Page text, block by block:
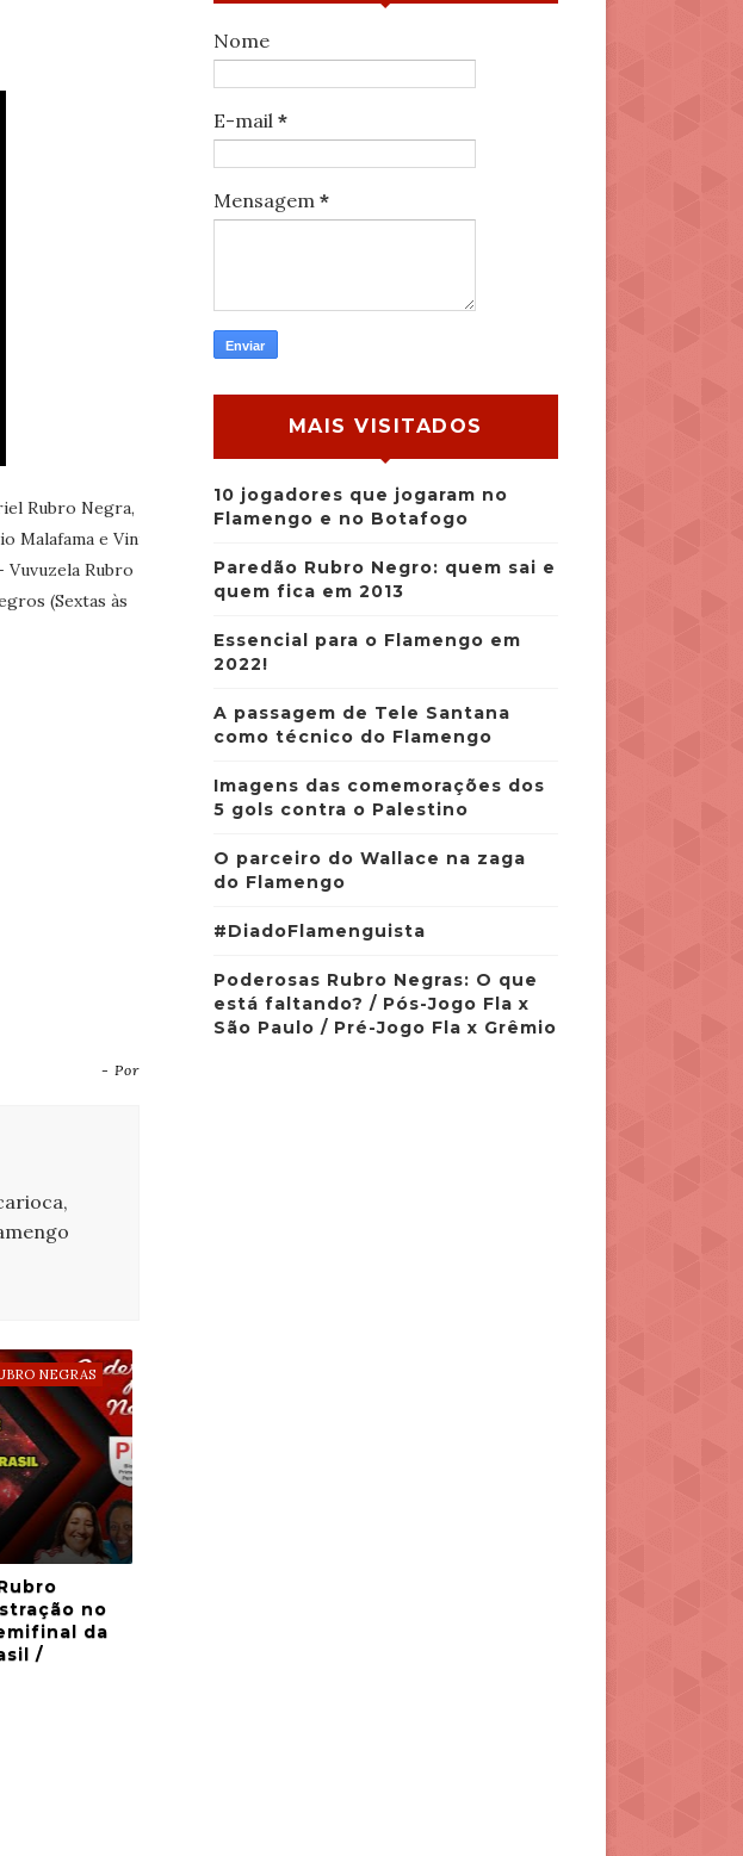
Rubro Negra,
Malafama e Vini
Vuvuzela Rubro
(Sextas às
- Por
NEGRAS
no
da
/
Nome
E-mail *
Mensagem *
MAIS VISITADOS
10 jogadores que jogaram no
Flamengo e no Botafogo
Paredão Rubro Negro: quem sai e
quem fica em 2013
Essencial para o Flamengo em
2022!
A passagem de Tele Santana
como técnico do Flamengo
Imagens das comemorações dos
5 gols contra o Palestino
O parceiro do Wallace na zaga
do Flamengo
#DiadoFlamenguista
Poderosas Rubro Negras: O que
está faltando? / Pós-Jogo Fla x
São Paulo / Pré-Jogo Fla x Grêmio